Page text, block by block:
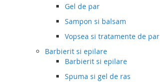
Gel de par
Sampon si balsam
Vopsea si tratamente de par
Barbierit si epilare
Barbierit si epilare
Spuma si gel de ras